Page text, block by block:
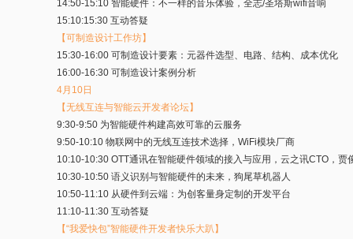
14:50-15:10 智能硬件：不一样的音乐体验，全志/圣塔斯wifi音响
15:10:15:30 互动答疑
【可制造设计工作坊】
15:30-16:00 可制造设计要素：元器件选型、电路、结构、成本优化
16:00-16:30 可制造设计案例分析
4月10日
【无线互连与智能云开发者论坛】
9:30-9:50 为智能硬件构建高效可靠的云服务
9:50-10:10 物联网中的无线互连技术选择，WiFi模块厂商
10:10-10:30 OTT通讯在智能硬件领域的接入与应用，云之讯CTO，贾
10:30-10:50 语义识别与智能硬件的未来，狗尾草机器人
10:50-11:10 从硬件到云端：为创客量身定制的开发平台
11:10-11:30 互动答疑
【“我爱快包”智能硬件开发者快乐大趴】